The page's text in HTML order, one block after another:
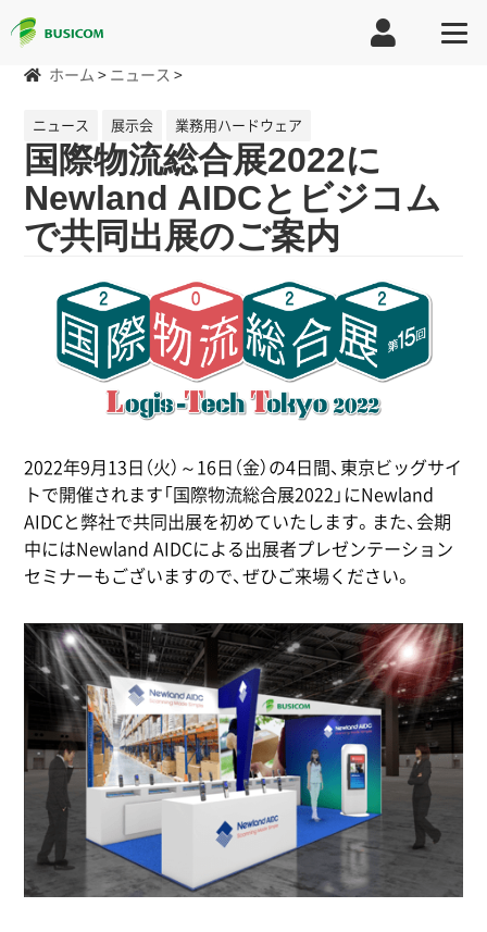
ホーム > ニュース >
ニュース 展示会 業務用ハードウェア
国際物流総合展2022に
Newland AIDCとビジコム
で共同出展のご案内
2022年9月13日（火）～16日（金）の4日間、東京ビッグサイ
トで開催されます「国際物流総合展2022」にNewland
AIDCと弊社で共同出展を初めていたします。また、会期
中にはNewland AIDCによる出展者プレゼンテーション
セミナーもございますので、ぜひご来場ください。